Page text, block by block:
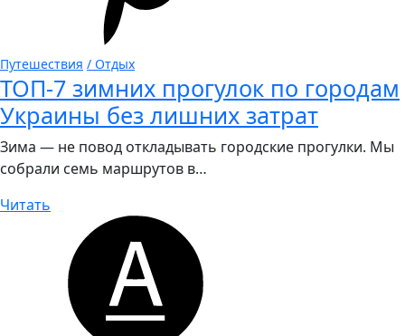
Путешествия / Отдых
ТОП-7 зимних прогулок по городам
Украины без лишних затрат
Зима — не повод откладывать городские прогулки. Мы
собрали семь маршрутов в…
Читать